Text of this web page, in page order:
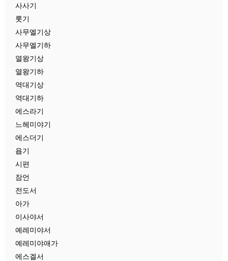
사사기
룻기
사무엘기상
사무엘기하
열왕기상
열왕기하
역대기상
역대기하
에스라기
느헤미야기
에스더기
욥기
시편
잠언
전도서
아가
이사야서
예레미야서
예레미야애가
에스겔서